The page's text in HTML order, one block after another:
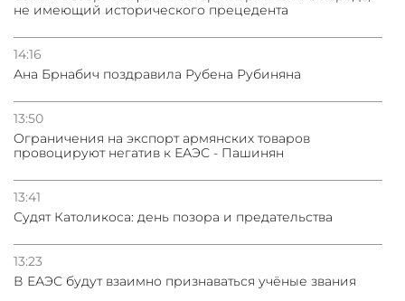
не имеющий исторического прецедента
14:16
Ана Брнабич поздравила Рубена Рубиняна
13:50
Oграничения на экспорт армянских товаров
провоцируют негатив к ЕАЭС - Пашинян
13:41
Судят Католикоса: день позора и предательства
13:23
В ЕАЭС будут взаимно признаваться учёные звания